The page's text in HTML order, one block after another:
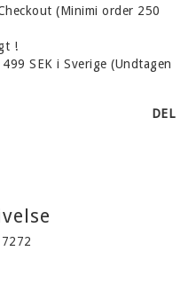
(Minimi order 250
!
SEK i Sverige (Undtagen
DEL